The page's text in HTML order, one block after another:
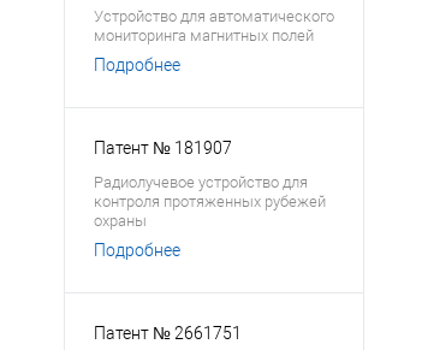
Устройство для автоматического
мониторинга магнитных полей
Подробнее
Патент № 181907
Радиолучевое устройство для
контроля протяженных рубежей
охраны
Подробнее
Патент № 2661751